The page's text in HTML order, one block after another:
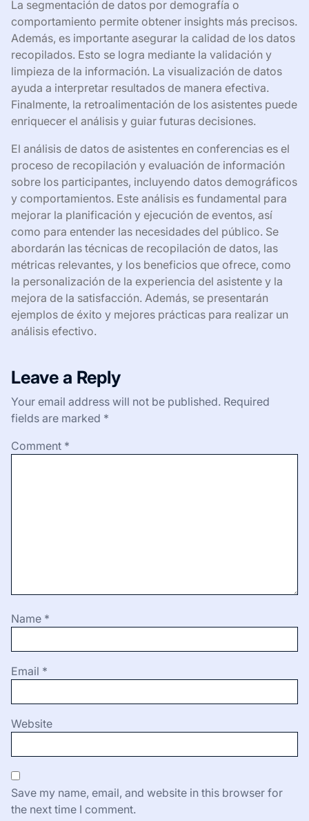
La segmentación de datos por demografía o
comportamiento permite obtener insights más precisos.
Además, es importante asegurar la calidad de los datos
recopilados. Esto se logra mediante la validación y
limpieza de la información. La visualización de datos
ayuda a interpretar resultados de manera efectiva.
Finalmente, la retroalimentación de los asistentes puede
enriquecer el análisis y guiar futuras decisiones.
El análisis de datos de asistentes en conferencias es el
proceso de recopilación y evaluación de información
sobre los participantes, incluyendo datos demográficos
y comportamientos. Este análisis es fundamental para
mejorar la planificación y ejecución de eventos, así
como para entender las necesidades del público. Se
abordarán las técnicas de recopilación de datos, las
métricas relevantes, y los beneficios que ofrece, como
la personalización de la experiencia del asistente y la
mejora de la satisfacción. Además, se presentarán
ejemplos de éxito y mejores prácticas para realizar un
análisis efectivo.
Leave a Reply
Your email address will not be published. Required
fields are marked *
Comment *
Name *
Email *
Website
Save my name, email, and website in this browser for
the next time I comment.